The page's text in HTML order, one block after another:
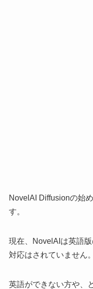
NovelAI Diffusionの始
す。
現在、NovelAIは英語
対応はされていません。
英語ができない方や、